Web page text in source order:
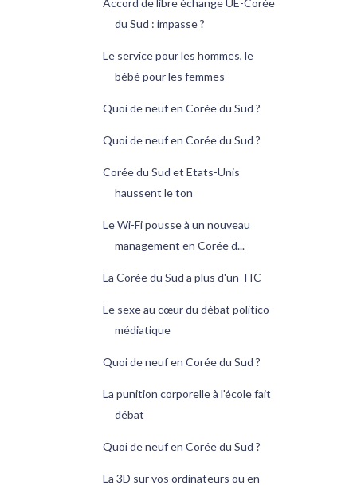
du Sud : impasse ?
Le service pour les hommes, le
bébé pour les femmes
Quoi de neuf en Corée du Sud ?
Quoi de neuf en Corée du Sud ?
Corée du Sud et Etats-Unis
haussent le ton
Le Wi-Fi pousse à un nouveau
management en Corée d...
La Corée du Sud a plus d'un TIC
Le sexe au cœur du débat politico-
médiatique
Quoi de neuf en Corée du Sud ?
La punition corporelle à l'école fait
débat
Quoi de neuf en Corée du Sud ?
La 3D sur vos ordinateurs ou en